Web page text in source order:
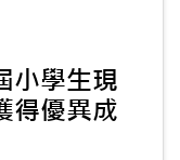
小學生現
得優異成